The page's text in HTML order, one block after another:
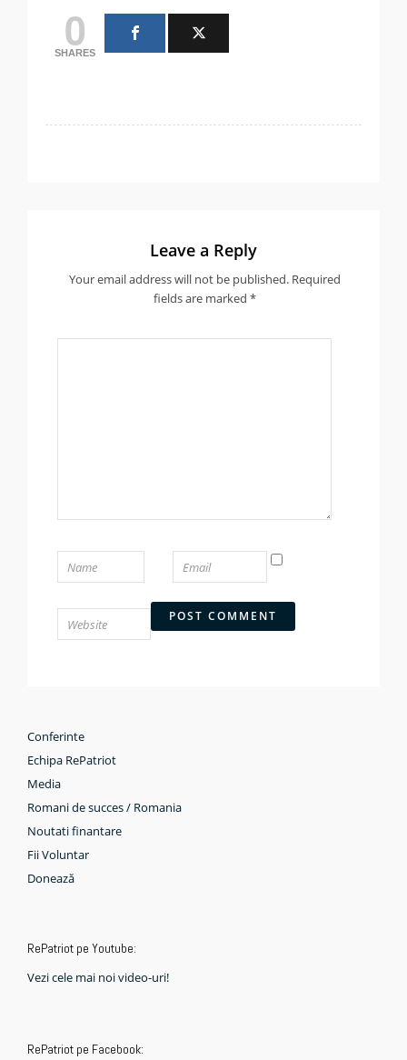
0
SHARES
Leave a Reply
Your email address will not be published. Required
fields are marked *
Conferinte
Echipa RePatriot
Media
Romani de succes / Romania
Noutati finantare
Fii Voluntar
Donează
RePatriot pe Youtube:
Vezi cele mai noi video-uri!
RePatriot pe Facebook: